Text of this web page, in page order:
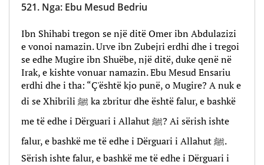
521. Nga: Ebu Mesud Bedriu
Ibn Shihabi tregon se një ditë Omer ibn Abdulazizi
e vonoi namazin. Urve ibn Zubejri erdhi dhe i tregoi
se edhe Mugire ibn Shuëbe, një ditë, duke qenë në
Irak, e kishte vonuar namazin. Ebu Mesud Ensariu
erdhi dhe i tha: “Ç'është kjo punë, o Mugire? A nuk e
di se Xhibrili ﷺ ka zbritur dhe është falur, e bashkë
me të edhe i Dërguari i Allahut ﷺ? Ai sërish ishte
falur, e bashkë me të edhe i Dërguari i Allahut ﷺ.
Sërish ishte falur, e bashkë me të edhe i Dërguari i